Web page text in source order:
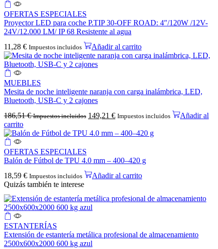
OFERTAS ESPECIALES
Proyector LED para coche P.TIP 30-OFF ROAD: 4″/120W /12V-
24V/12.000 LM/ IP 68 Resistente al agua
11,28 € Impuestos incluidos Añadir al carrito
MUEBLES
Mesita de noche inteligente naranja con carga inalámbrica, LED,
Bluetooth, USB-C y 2 cajones
186,51€ Impuestos incluidos 149,21 € Impuestos incluidos
Añadir al
carrito
OFERTAS ESPECIALES
Balón de Fútbol de TPU 4.0 mm – 400–420 g
18,59 € Impuestos incluidos
Añadir al carrito
Quizás también te interese
ESTANTERÍAS
Extensión de estantería metálica profesional de almacenamiento
2500x600x2000 600 kg azul